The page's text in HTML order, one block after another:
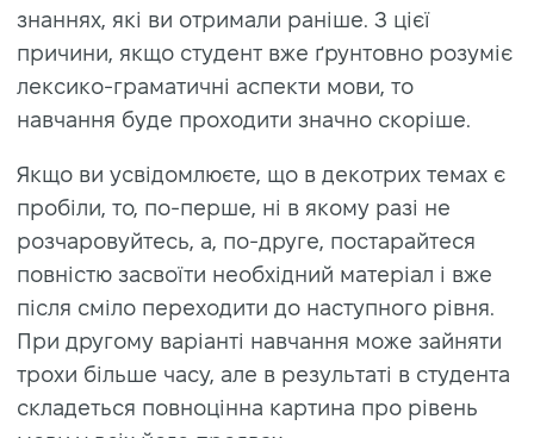
знаннях, які ви отримали раніше. З цієї
причини, якщо студент вже ґрунтовно розуміє
лексико-граматичні аспекти мови, то
навчання буде проходити значно скоріше.
Якщо ви усвідомлюєте, що в декотрих темах є
пробіли, то, по-перше, ні в якому разі не
розчаровуйтесь, а, по-друге, постарайтеся
повністю засвоїти необхідний матеріал і вже
після сміло переходити до наступного рівня.
При другому варіанті навчання може зайняти
трохи більше часу, але в результаті в студента
складеться повноцінна картина про рівень